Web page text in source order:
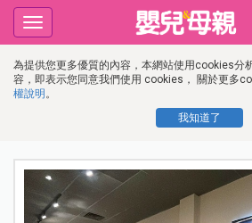
為提供您更多優質的內容，本網站使用cookies分
容，即表示您同意我們使用 cookies， 關於更多
權說明 。
我知道了
Toggle
navigation